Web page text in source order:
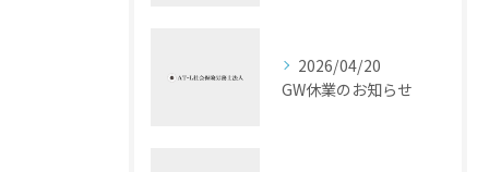
2026/04/20
GW休業のお知らせ